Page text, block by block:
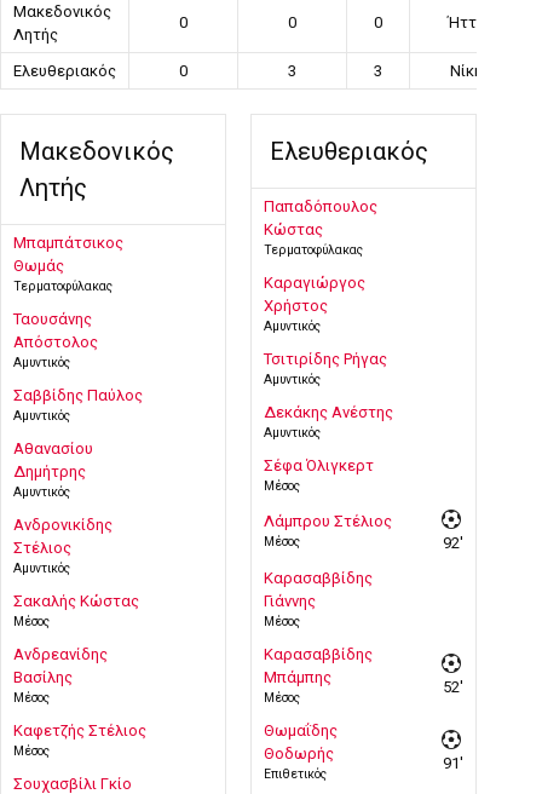
Μακεδονικός
Λητής
0 0 0 Ήττα
Ελευθεριακός 0 3 3 Νίκη
Μακεδονικός
Λητής
Μπαμπάτσικος
Θωμάς
Τερματοφύλακας
Ταουσάνης
Απόστολος
Αμυντικός
Σαββίδης Παύλος
Αμυντικός
Αθανασίου
Δημήτρης
Αμυντικός
Ανδρονικίδης
Στέλιος
Αμυντικός
Σακαλής Κώστας
Μέσος
Ανδρεανίδης
Βασίλης
Μέσος
Καφετζής Στέλιος
Μέσος
Σουχασβίλι Γκίο
Ελευθεριακός
Παπαδόπουλος
Κώστας
Τερματοφύλακας
Καραγιώργος
Χρήστος
Αμυντικός
Τσιτιρίδης Ρήγας
Αμυντικός
Δεκάκης Ανέστης
Αμυντικός
Σέφα Όλιγκερτ
Μέσος
Λάμπρου Στέλιος
Μέσος
92'
Καρασαββίδης
Γιάννης
Μέσος
Καρασαββίδης
Μπάμπης
Μέσος
52'
Θωμαΐδης
Θοδωρής
Επιθετικός
91'